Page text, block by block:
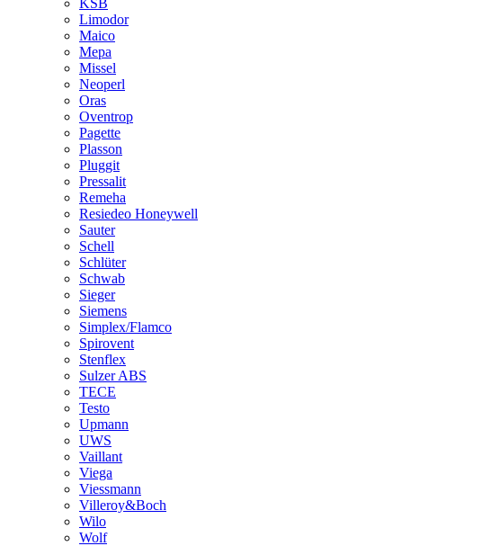
KSB
Limodor
Maico
Mepa
Missel
Neoperl
Oras
Oventrop
Pagette
Plasson
Pluggit
Pressalit
Remeha
Resiedeo Honeywell
Sauter
Schell
Schlüter
Schwab
Sieger
Siemens
Simplex/Flamco
Spirovent
Stenflex
Sulzer ABS
TECE
Testo
Upmann
UWS
Vaillant
Viega
Viessmann
Villeroy&Boch
Wilo
Wolf